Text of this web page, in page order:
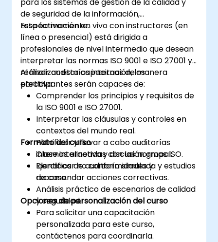
organización
Adquirir el conocimiento necesario para
apoyar a una organización en la
planificación, implementación, gestión,
monitoreo y mantenimiento efectivos de
un SMSI
de seguridad de la información,
respectivamente.
Esta formación en vivo con instructores (en
línea o presencial) está dirigida a
profesionales de nivel intermedio que desean
interpretar las normas ISO 9001 e ISO 27001 y
realizar auditorías internas de manera
efectiva.
Al finalizar esta capacitación, los
participantes serán capaces de:
Comprender los principios y requisitos de
la ISO 9001 e ISO 27001.
Interpretar las cláusulas y controles en
contextos del mundo real.
Planificar y llevar a cabo auditorías
internas alineadas con las normas ISO.
Identificar no conformidades y
recomendar acciones correctivas.
Formato del curso
Clase interactiva y discusión grupal.
Ejercicios de auditoría simulada y estudios
de caso.
Análisis práctico de escenarios de calidad
y seguridad.
Opciones de personalización del curso
Para solicitar una capacitación
personalizada para este curso,
contáctenos para coordinarla.